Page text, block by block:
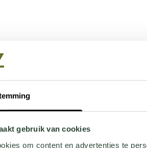
gebruik van cookies
om content en advertenties te